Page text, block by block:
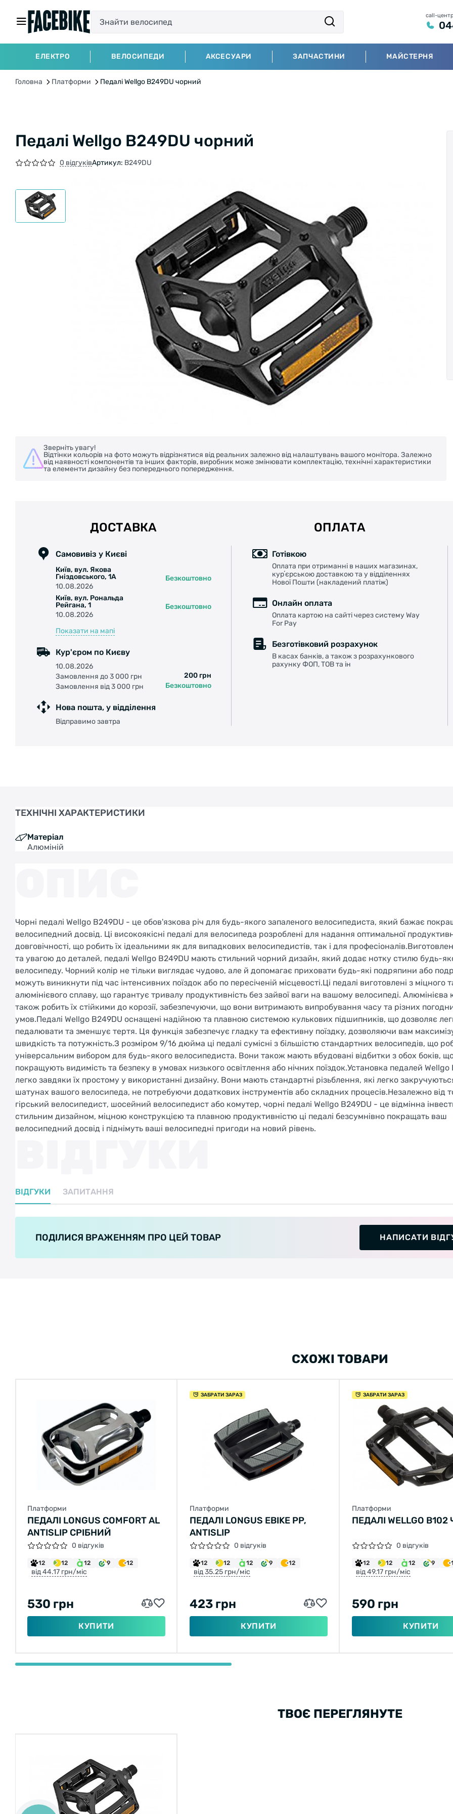
call-
ЕЛЕКТРО ВЕЛОСИПЕДИ АКСЕСУАРИ ЗАПЧАСТИНИ МАЙСТЕРНЯ
Головна Платформи Педалі Wellgo B249DU чорний
Педалі Wellgo B249DU чорний
0 відгуківАртикул: B249DU
Зверніть увагу!
Відтінки кольорів на фото можуть відрізнятися від реальних залежно від налаштувань вашого монітора. Залежно
від наявності компонентів та інших факторів, виробник може змінювати комплектацію, технічні характеристики
та елементи дизайну без попереднього попередження.
ДОСТАВКА
Самовивіз у Києві
Київ, вул. Якова
Гніздовського, 1А
10.08.2026
Безкоштовно
Київ, вул. Рональда
Рейгана, 1
10.08.2026
Безкоштовно
Показати на мапі
Кур'єром по Києву
10.08.2026
Замовлення до 3 000 грн
200 грн
Замовлення від 3 000 грн
Безкоштовно
Нова пошта, у відділення
Відправимо завтра
ОПЛАТА
Готівкою
Оплата при отриманні в наших магазинах,
курʼєрською доставкою та у відділеннях
Нової Пошти (накладений платіж)
Онлайн оплата
Оплата картою на сайті через систему Way
For Pay
Безготівковий розрахунок
В касах банків, а також з розрахункового
рахунку ФОП, ТОВ та ін
ТЕХНІЧНІ ХАРАКТЕРИСТИКИ
Матеріал
Алюміній
Чорні педалі Wellgo B249DU - це обов'язкова річ для будь-якого запаленого велосипедиста, який бажає
велосипедний досвід. Ці високоякісні педалі для велосипеда розроблені для надання оптимальної
довговічності, що робить їх ідеальними як для випадкових велосипедистів, так і для
та увагою до деталей, педалі Wellgo B249DU мають стильний чорний дизайн, який додає нотку стилю будь-
велосипеду. Чорний колір не тільки виглядає чудово, але й допомагає приховати будь-які подряпини або
можуть виникнути під час інтенсивних поїздок або по пересіченій місцевості.Ці педалі виготовлені з міцного
алюмінієвого сплаву, що гарантує тривалу продуктивність без зайвої ваги на вашому велосипеді. Алюмінієва
також робить їх стійкими до корозії, забезпечуючи, що вони витримають випробування часу та різних
умов.Педалі Wellgo B249DU оснащені надійною та плавною системою кулькових підшипників, що дозволяє
педалювати та зменшує тертя. Ця функція забезпечує гладку та ефективну поїздку, дозволяючи вам
швидкість та потужність.З розміром 9/16 дюйма ці педалі сумісні з більшістю стандартних велосипедів, що
універсальним вибором для будь-якого велосипедиста. Вони також мають вбудовані відбитки з обох боків,
покращують видимість та безпеку в умовах низького освітлення або нічних поїздок.Установка педалей
легко завдяки їх простому у використанні дизайну. Вони мають стандартні різьблення, які легко
шатунах вашого велосипеда, не потребуючи додаткових інструментів або складних процесів.Незалежно від
гірський велосипедист, шосейний велосипедист або комутер, чорні педалі Wellgo B249DU - це відмінна
стильним дизайном, міцною конструкцією та плавною продуктивністю ці педалі безсумнівно покращать ваш
велосипедний досвід і піднімуть ваші велосипедні пригоди на новий рівень.
ВІДГУКИ ЗАПИТАННЯ
ПОДІЛИСЯ ВРАЖЕННЯМ ПРО ЦЕЙ ТОВАР НАПИСАТИ
СХОЖІ ТОВАРИ
Платформи
ПЕДАЛІ LONGUS COMFORT AL
ANTISLIP СРІБНИЙ
0 відгуків
12 12 12 9 12
від 44.17 грн/міс
530 грн
КУПИТИ
ЗАБРАТИ ЗАРАЗ
Платформи
ПЕДАЛІ LONGUS EBIKE PP,
ANTISLIP
0 відгуків
12 12 12 9 12
від 35.25 грн/міс
423 грн
КУПИТИ
ЗАБРАТИ ЗАРАЗ
Платформи
ПЕДАЛІ WELLGO
0 відгуків
12 12 12 9
від 49.17 грн/міс
590 грн
КУПИТИ
ТВОЄ ПЕРЕГЛЯНУТЕ